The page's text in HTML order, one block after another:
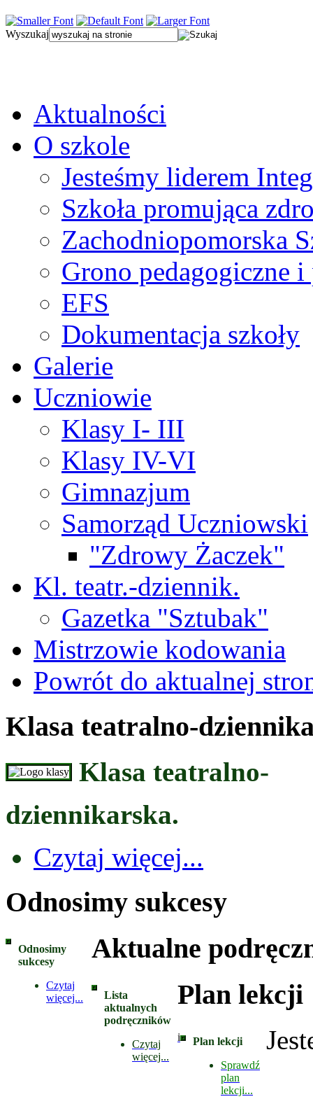
Wyszukaj
Aktualności
O szkole
Jesteśmy liderem
Szkoła promująca
Zachodniopomorska
Grono pedagogiczne
EFS
Dokumentacja szkoły
Galerie
Uczniowie
Klasy I- III
Klasy IV-VI
Gimnazjum
Samorząd Uczniowski
"Zdrowy Żaczek"
Kl. teatr.-dziennik.
Gazetka "Sztubak"
Mistrzowie kodowania
Powrót do aktualnej
Klasa teatralno-
Klasa teatralno-
dziennikarska.
Czytaj więcej...
Odnosimy sukcesy
Odnosimy
sukcesy
Czytaj
więcej...
Aktualne
Lista
aktualnych
podręczników
Czytaj
więcej...
Plan lekcji
i
Plan lekcji
Sprawdź
plan
lekcji...